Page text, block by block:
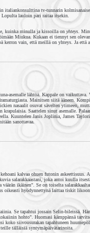
tv-tunnarin
lauloin pari raitaa itsekin.
kuinka minulla ja kissoilla on yhteys .
Miukua. Kukaan ei tiennyt sen
kerron vain, että meillä on yhteys. Ja että
asemalle lähtöä. Kappale on vaikuttava.
Mainitsen siitä ääneen.
nasaalit osuvat sävelten ytimeen,
krapulaisia. Saattelen sinut asemalle.
Kuuntelen Janis Joplinia, James
sanottavaa.
kalvaa ohuen futonin
salarakkaastani, joka antoi kuulla
ikäinen". Se on toiselta
hyödynnettynä laittaa tiskit
Se tapahtui jossain Selin-bileissä.
hohto". Huomasi kämppänsä
siivousurakan tapahtuneen
tälläisiä syntymäpäivätarinoita.